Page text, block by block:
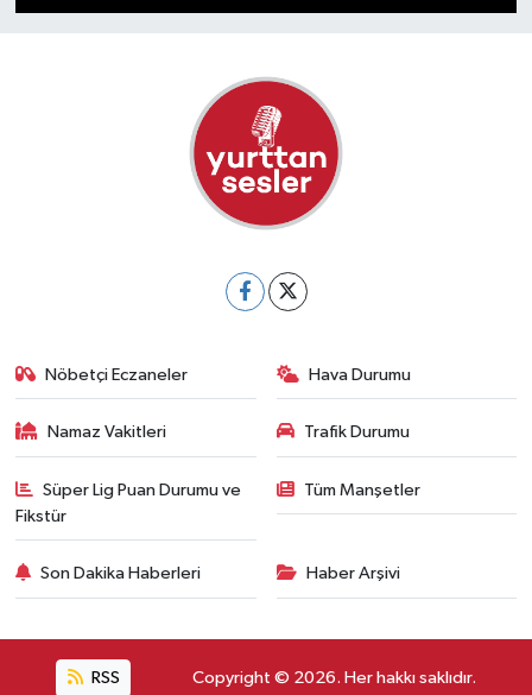
Nöbetçi Eczaneler Hava Durumu
Namaz Vakitleri Trafik Durumu
Süper Lig Puan Durumu ve
Fikstür
Tüm Manşetler
Son Dakika Haberleri Haber Arşivi
RSS Copyright © 2026. Her hakkı saklıdır.